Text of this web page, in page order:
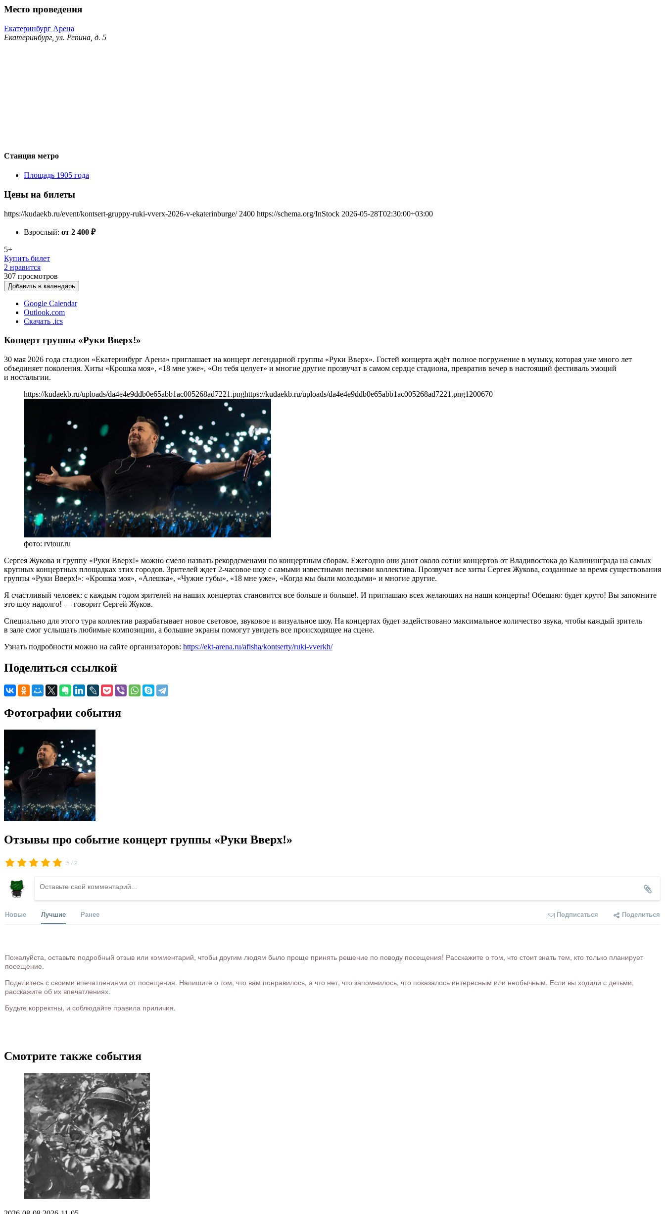
Место проведения
Екатеринбург Арена
Екатеринбург, ул. Репина, д. 5
Станция метро
Площадь 1905 года
Цены на билеты
https://kudaekb.ru/event/kontsert-gruppy-ruki-vverx-2026-v-ekaterinburge/ 2400 https://schema.org/InStock 2026-05-28T02:30:00+03:00
Взрослый: от 2 400 ₽
5+
Купить билет
2 нравится
307 просмотров
Добавить в календарь
Google Calendar
Outlook.com
Скачать .ics
Концерт группы «Руки Вверх!»
30 мая 2026 года стадион «Екатеринбург Арена» приглашает на концерт легендарной группы «Руки Вверх». Гостей концерта ждёт полное погружение в музыку, которая уже много лет
объединяет поколения. Хиты «Крошка моя», «18 мне уже», «Он тебя целует» и многие другие прозвучат в самом сердце стадиона, превратив вечер в настоящий фестиваль эмоций
и ностальгии.
https://kudaekb.ru/uploads/da4e4e9ddb0e65abb1ac005268ad7221.pnghttps://kudaekb.ru/uploads/da4e4e9ddb0e65abb1ac005268ad7221.png1200670
фото: rvtour.ru
Сергея Жукова и группу «Руки Вверх!» можно смело назвать рекордсменами по концертным сборам. Ежегодно они дают около сотни концертов от Владивостока до Калининграда на самых
крупных концертных площадках этих городов. Зрителей ждет 2-часовое шоу с самыми известными песнями коллектива. Прозвучат все хиты Сергея Жукова, созданные за время существования
группы «Руки Вверх!»: «Крошка моя», «Алешка», «Чужие губы», «18 мне уже», «Когда мы были молодыми» и многие другие.
Я счастливый человек: с каждым годом зрителей на наших концертах становится все больше и больше!. И приглашаю всех желающих на наши концерты! Обещаю: будет круто! Вы запомните
это шоу надолго! — говорит Сергей Жуков.
Специально для этого тура коллектив разрабатывает новое световое, звуковое и визуальное шоу. На концертах будет задействовано максимальное количество звука, чтобы каждый зритель
в зале смог услышать любимые композиции, а большие экраны помогут увидеть все происходящее на сцене.
Узнать подробности можно на сайте организаторов: https://ekt-arena.ru/afisha/kontserty/ruki-vverkh/
Поделиться ссылкой
Фотографии события
Отзывы про событие концерт группы «Руки Вверх!»
5 /2
Новые Лучшие Ранее Подписаться Поделиться
Пожалуйста, оставьте подробный отзыв или комментарий, чтобы другим людям было проще принять решение по поводу посещения! Расскажите о том, что стоит знать тем, кто только планирует
посещение.
Поделитесь с своими впечатлениями от посещения. Напишите о том, что вам понравилось, а что нет, что запомнилось, что показалось интересным или необычным. Если вы ходили с детьми,
расскажите об их впечатлениях.
Будьте корректны, и соблюдайте правила приличия.
Смотрите также события